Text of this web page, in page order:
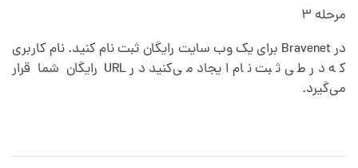
مرحله ۳
در Bravenet برای یک وب سایت رایگان ثبت نام کنید. نام کاربری
که در طی ثبت نام ایجاد می‌کنید در URL رایگان شما قرار
می‌گیرد.